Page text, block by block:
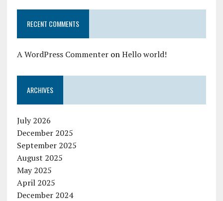
RECENT COMMENTS
A WordPress CommenteronHello world!
ARCHIVES
July 2026
December 2025
September 2025
August 2025
May 2025
April 2025
December 2024